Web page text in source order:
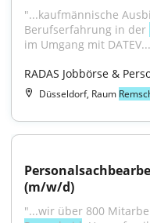
"...kaufmännische
Berufserfahrung in der
im Umgang mit
RADAS Jobbörse &
Düsseldorf, Raum
(m/w/d)